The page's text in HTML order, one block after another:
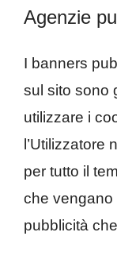
Agenzie
I banners
sul sito sono
utilizzare i
l’Utilizzatore
per tutto il
che vengano
pubblicità